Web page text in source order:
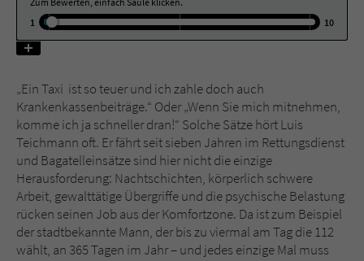
1
10
„Ein Taxi ist so teuer und ich zahle doch auch
Krankenkassenbeiträge.“ Oder „Wenn Sie mich mitnehmen,
komme ich ja schneller dran!“ Solche Sätze hört Luis
Teichmann oft. Er fährt seit sieben Jahren im Rettungsdienst
und Bagatelleinsätze sind hier nicht die einzige
Herausforderung: Nachtschichten, körperlich schwere
Arbeit, gewalttätige Übergriffe und die psychische Belastung
rücken seinen Job aus der Komfortzone. Da ist zum Beispiel
der stadtbekannte Mann, der bis zu viermal am Tag die 112
wählt, an 365 Tagen im Jahr – und jedes einzige Mal muss
Name tx_pwcomments_ahash
Laufzeit 1 Jahr
Zweck Cookie für Kommentare einzelner Buchtitel
Name fe_typo_user
Anbieter Literatur-Couch Medien GmbH & Co. KG